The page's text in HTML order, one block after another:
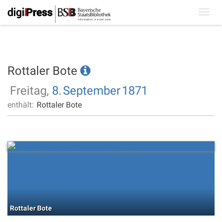
Rottaler Bote
Freitag, 8.September1871
enthält: Rottaler Bote
Rottaler Bote